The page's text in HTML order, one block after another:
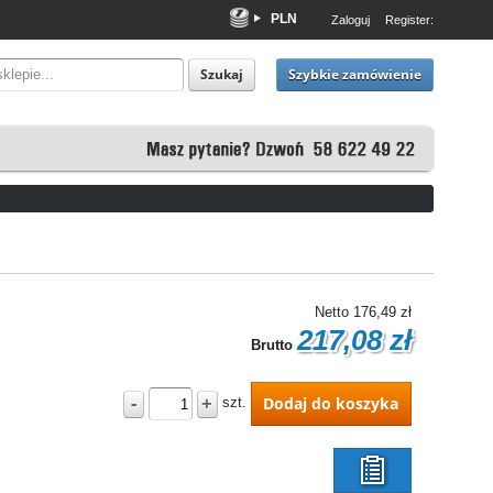
PLN
EUR
USD
Zaloguj Register:
Szukaj Szybkie zamówienie
Netto 176,49 zł
Brutto 217,08 zł
- + szt. Dodaj do koszyka